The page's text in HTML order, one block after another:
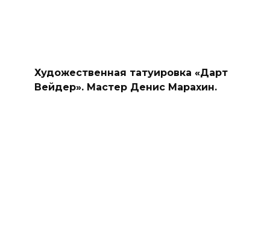
Художественная татуировка «Дарт
Вейдер». Мастер Денис Марахин.